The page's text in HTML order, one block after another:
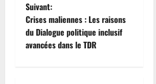
i
g
a
Suivant:
Crises maliennes : Les raisons
du Dialogue politique inclusif
avancées dans le TDR